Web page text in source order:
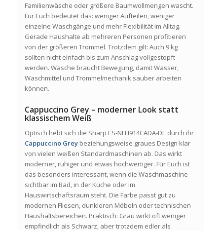
Familienwäsche oder größere Baumwollmengen wascht.
Für Euch bedeutet das: weniger Aufteilen, weniger
einzelne Waschgänge und mehr Flexibilität im Alltag.
Gerade Haushalte ab mehreren Personen profitieren
von der größeren Trommel. Trotzdem gilt: Auch 9 kg
sollten nicht einfach bis zum Anschlag vollgestopft
werden. Wäsche braucht Bewegung, damit Wasser,
Waschmittel und Trommelmechanik sauber arbeiten
können.
Cappuccino Grey – moderner Look statt
klassischem Weiß
Optisch hebt sich die Sharp ES-NFH914CADA-DE durch ihr
Cappuccino Greybeziehungsweise graues Design klar
von vielen weißen Standardmaschinen ab. Das wirkt
moderner, ruhiger und etwas hochwertiger. Für Euch ist
das besonders interessant, wenn die Waschmaschine
sichtbar im Bad, in der Küche oder im
Hauswirtschaftsraum steht. Die Farbe passt gut zu
modernen Fliesen, dunkleren Möbeln oder technischen
Haushaltsbereichen. Praktisch: Grau wirkt oft weniger
empfindlich als Schwarz, aber trotzdem edler als